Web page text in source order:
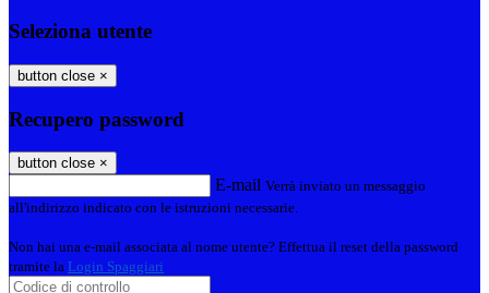
Seleziona utente
button close ×
Recupero password
button close ×
E-mail Verrà inviato un messaggio
all'indirizzo indicato con le istruzioni necessarie.
Non hai una e-mail associata al nome utente? Effettua il reset della password
tramite la Login Spaggiari